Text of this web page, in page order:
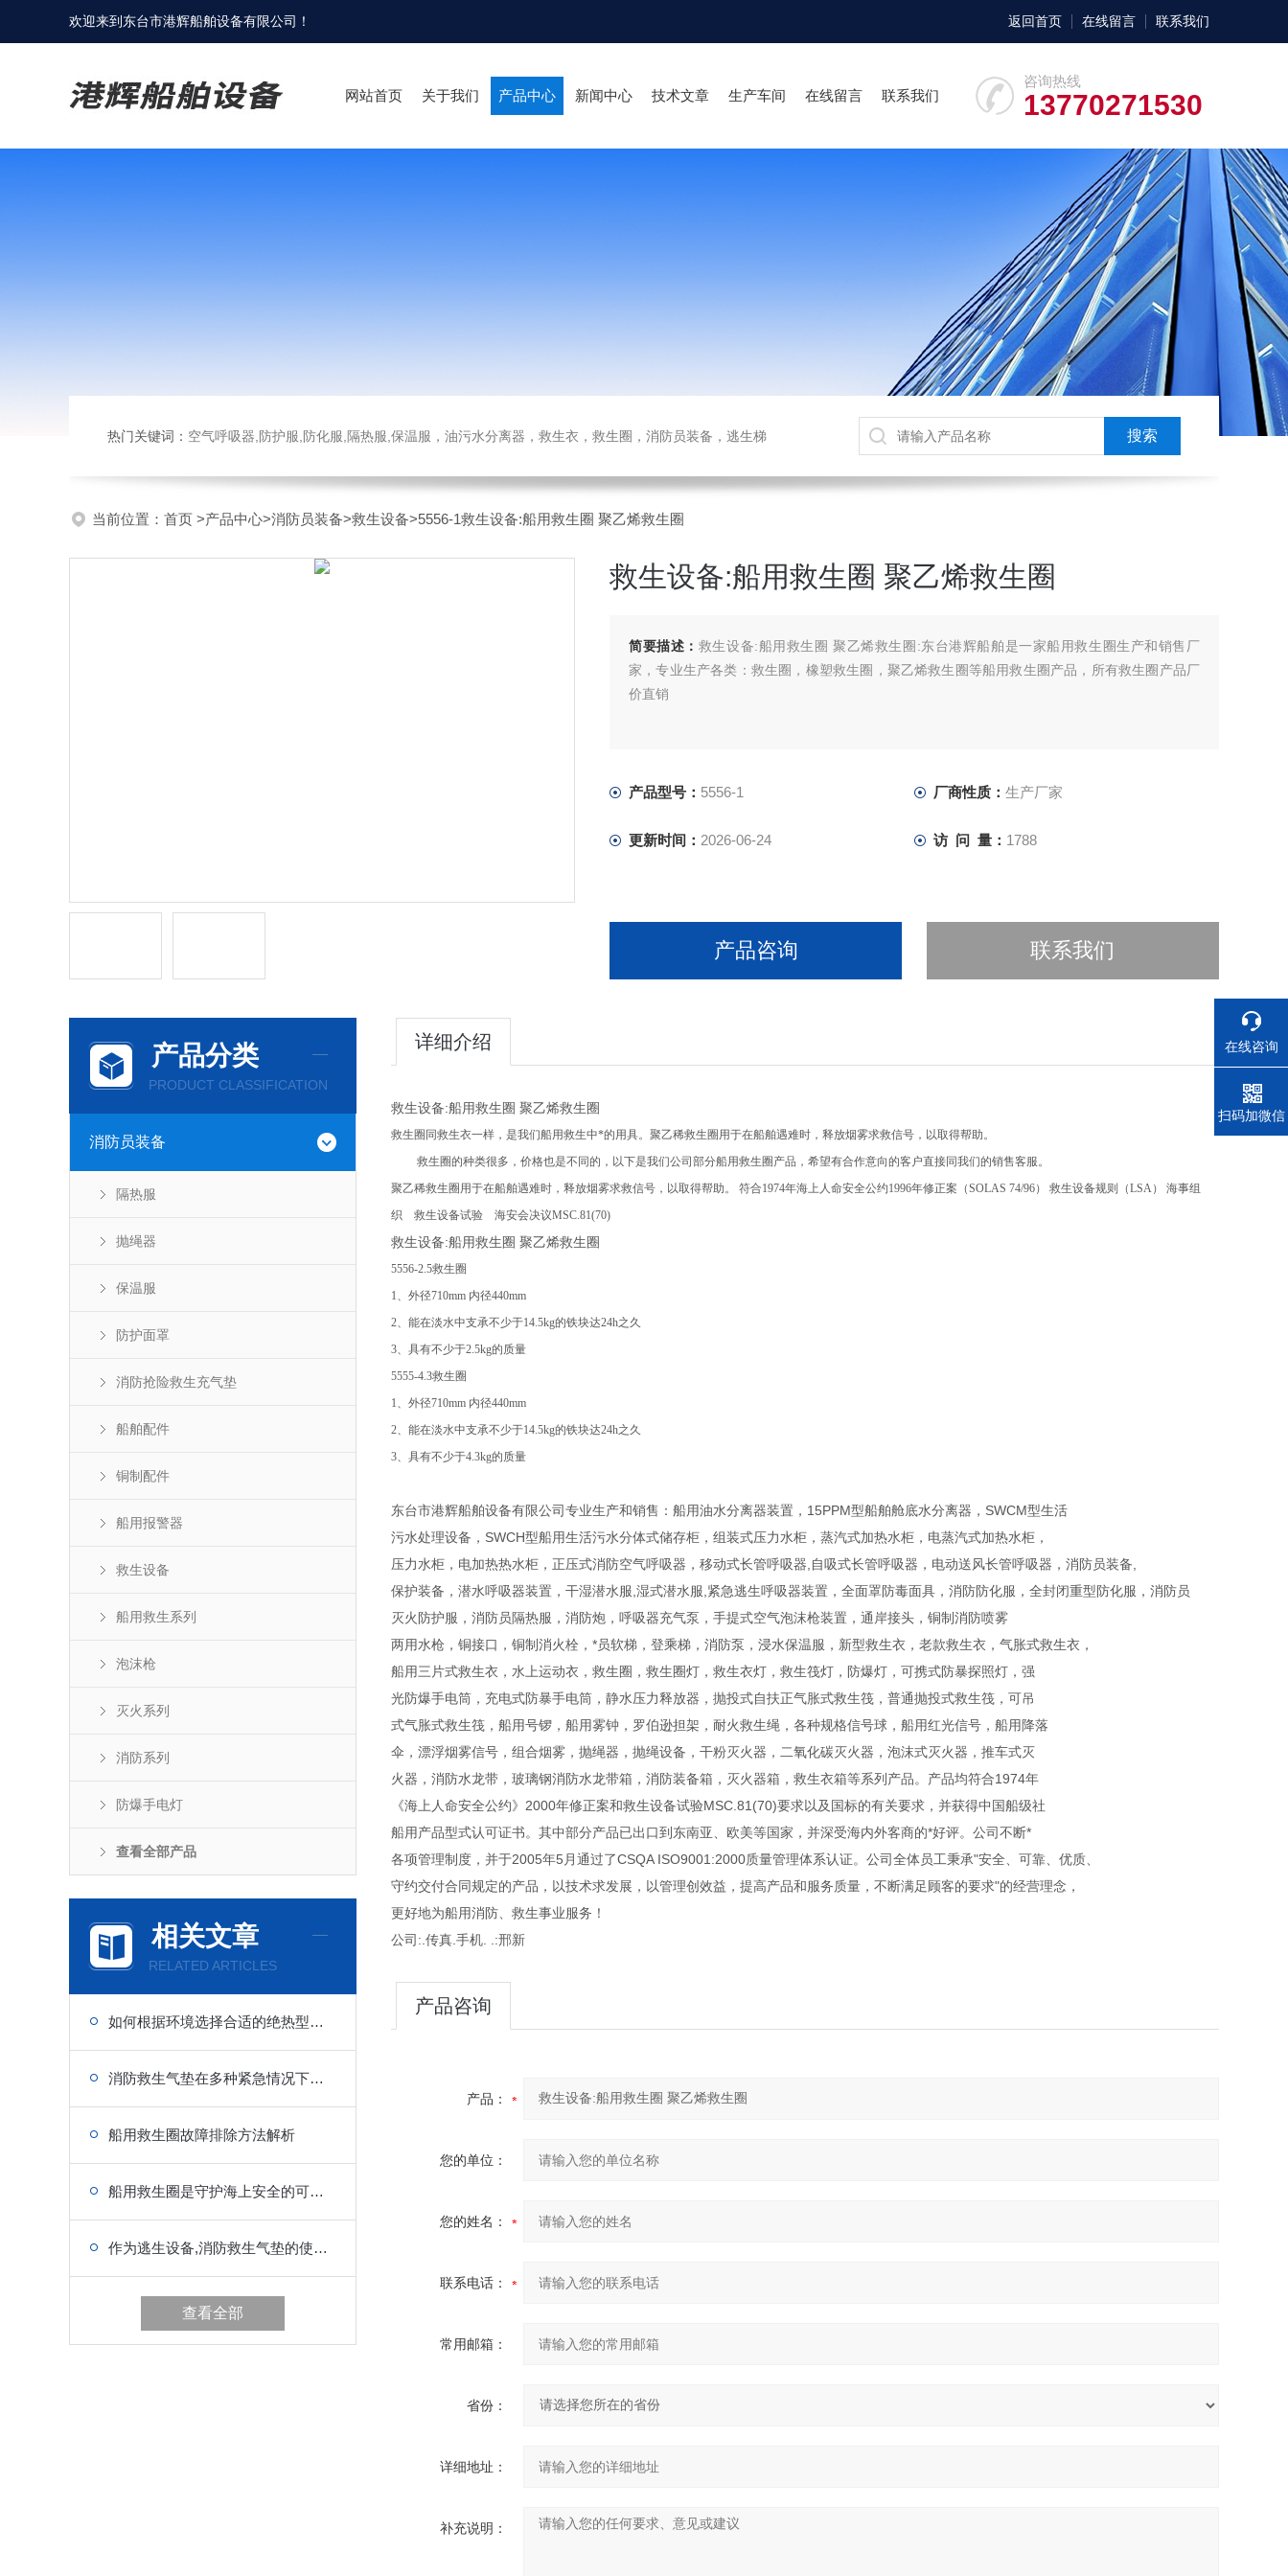
欢迎来到 东台市港辉船舶设备有限公司 ！ 返回首页 在线留言 联系我们
咨询热线
13770271530
网站首页 关于我们 产品中心 新闻中心 技术文章 生产车间 在线留言 联系我们
热门关键词： 空气呼吸器,防护服,防化服,隔热服,保温服，油污水分离器，救生衣，救生圈，消防员装备，逃生梯
当前位置： 首页 >产品中心>消防员装备>救生设备>5556-1救生设备:船用救生圈 聚乙烯救生圈
救生设备:船用救生圈 聚乙烯救生圈
简要描述： 救生设备:船用救生圈 聚乙烯救生圈:东台港辉船舶是一家船用救生圈生产和销售厂
家，专业生产各类：救生圈，橡塑救生圈，聚乙烯救生圈等船用救生圈产品，所有救生圈产品厂
价直销
产品型号： 5556-1 厂商性质： 生产厂家
更新时间： 2026-06-24 访 问 量： 1788
产品咨询 联系我们
产品分类
PRODUCT CLASSIFICATION
消防员装备
隔热服
抛绳器
保温服
防护面罩
消防抢险救生充气垫
船舶配件
铜制配件
船用报警器
救生设备
船用救生系列
泡沫枪
灭火系列
消防系列
防爆手电灯
查看全部产品
相关文章
RELATED ARTICLES
如何根据环境选择合适的绝热型浸水保温服？
消防救生气垫在多种紧急情况下的重要性
船用救生圈故障排除方法解析
船用救生圈是守护海上安全的可靠伙伴
作为逃生设备,消防救生气垫的使用方法你值得学习
查看全部
详细介绍
救生设备:船用救生圈 聚乙烯救生圈
救生圈同救生衣一样，是我们船用救生中*的用具。聚乙稀救生圈用于在船舶遇难时，释放烟雾求救信号，以取得帮助。
救生圈的种类很多，价格也是不同的，以下是我们公司部分船用救生圈产品，希望有合作意向的客户直接同我们的销售客服。
聚乙稀救生圈用于在船舶遇难时，释放烟雾求救信号，以取得帮助。 符合1974年海上人命安全公约1996年修正案（SOLAS 74/96） 救生设备规则（LSA） 海事组
织 救生设备试验 海安会决议MSC.81(70)
救生设备:船用救生圈 聚乙烯救生圈
5556-2.5救生圈
1、外径710mm 内径440mm
2、能在淡水中支承不少于14.5kg的铁块达24h之久
3、具有不少于2.5kg的质量
5555-4.3救生圈
1、外径710mm 内径440mm
2、能在淡水中支承不少于14.5kg的铁块达24h之久
3、具有不少于4.3kg的质量
东台市港辉船舶设备有限公司专业生产和销售：船用油水分离器装置，15PPM型船舶舱底水分离器，SWCM型生活
污水处理设备，SWCH型船用生活污水分体式储存柜，组装式压力水柜，蒸汽式加热水柜，电蒸汽式加热水柜，
压力水柜，电加热热水柜，正压式消防空气呼吸器，移动式长管呼吸器,自吸式长管呼吸器，电动送风长管呼吸器，消防员装备,
保护装备，潜水呼吸器装置，干湿潜水服,湿式潜水服,紧急逃生呼吸器装置，全面罩防毒面具，消防防化服，全封闭重型防化服，消防员
灭火防护服，消防员隔热服，消防炮，呼吸器充气泵，手提式空气泡沫枪装置，通岸接头，铜制消防喷雾
两用水枪，铜接口，铜制消火栓，*员软梯，登乘梯，消防泵，浸水保温服，新型救生衣，老款救生衣，气胀式救生衣，
船用三片式救生衣，水上运动衣，救生圈，救生圈灯，救生衣灯，救生筏灯，防爆灯，可携式防暴探照灯，强
光防爆手电筒，充电式防暴手电筒，静水压力释放器，抛投式自扶正气胀式救生筏，普通抛投式救生筏，可吊
式气胀式救生筏，船用号锣，船用雾钟，罗伯逊担架，耐火救生绳，各种规格信号球，船用红光信号，船用降落
伞，漂浮烟雾信号，组合烟雾，抛绳器，抛绳设备，干粉灭火器，二氧化碳灭火器，泡沫式灭火器，推车式灭
火器，消防水龙带，玻璃钢消防水龙带箱，消防装备箱，灭火器箱，救生衣箱等系列产品。产品均符合1974年
《海上人命安全公约》2000年修正案和救生设备试验MSC.81(70)要求以及国标的有关要求，并获得中国船级社
船用产品型式认可证书。其中部分产品已出口到东南亚、欧美等国家，并深受海内外客商的*好评。公司不断*
各项管理制度，并于2005年5月通过了CSQA ISO9001:2000质量管理体系认证。公司全体员工秉承"安全、可靠、优质、
守约交付合同规定的产品，以技术求发展，以管理创效益，提高产品和服务质量，不断满足顾客的要求"的经营理念，
更好地为船用消防、救生事业服务！
公司:.传真.手机. .:邢新
产品咨询
产品：
您的单位：
您的姓名：
联系电话：
常用邮箱：
省份：
详细地址：
补充说明：
在线咨询
电话
扫码加微信